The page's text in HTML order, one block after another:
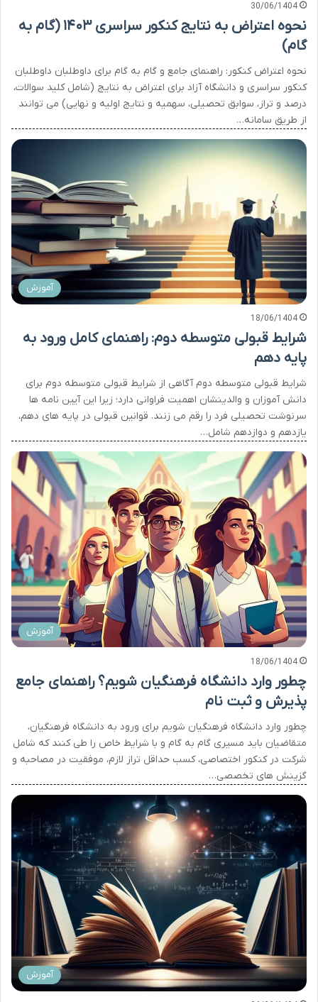
30/06/1404
نحوه اعتراض به نتایج کنکور سراسری ۱۴۰۳ (گام به
گام)
نحوه اعتراض کنکور: راهنمای جامع و گام به گام برای داوطلبان داوطلبان
کنکور سراسری و دانشگاه آزاد برای اعتراض به نتایج (شامل کلید سوالات،
درصد و تراز، سوابق تحصیلی، سهمیه و نتایج اولیه و نهایی) می توانند
از طریق سامانه…
آموزش
18/06/1404
شرایط قبولی متوسطه دوم: راهنمای کامل ورود به
پایه دهم
شرایط قبولی متوسطه دوم آگاهی از شرایط قبولی متوسطه دوم برای
دانش آموزان و والدینشان اهمیت فراوانی دارد؛ زیرا این آیین نامه ها
سرنوشت تحصیلی فرد را رقم می زنند. قوانین قبولی در پایه های دهم،
یازدهم و دوازدهم شامل…
آموزش
18/06/1404
چطور وارد دانشگاه فرهنگیان شویم؟ راهنمای جامع
پذیرش و ثبت نام
چطور وارد دانشگاه فرهنگیان شویم برای ورود به دانشگاه فرهنگیان،
متقاضیان باید مسیری گام به گام و با شرایط خاص را طی کنند که شامل
شرکت در کنکور اختصاصی، کسب حداقل تراز لازم، موفقیت در مصاحبه و
گزینش های تخصصی…
آموزش